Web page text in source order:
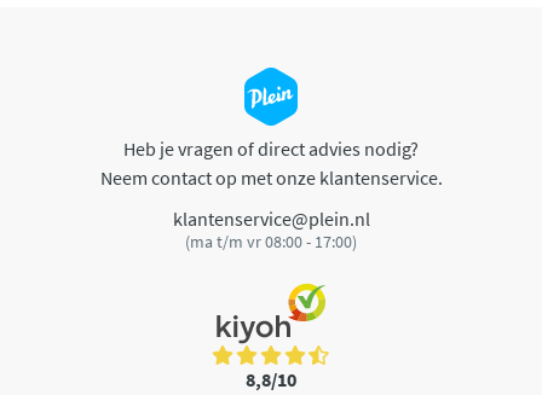
Heb je vragen of direct advies nodig?
Neem contact op met onze klantenservice.
klantenservice@plein.nl
(ma t/m vr 08:00 - 17:00)
8,8/10